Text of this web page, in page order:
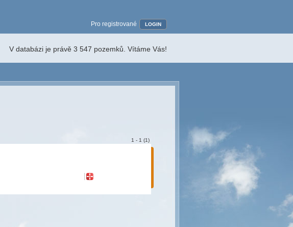
Pro registrované LOGIN
V databázi je právě 3 547 pozemků. Vítáme Vás!
1 - 1 (1)